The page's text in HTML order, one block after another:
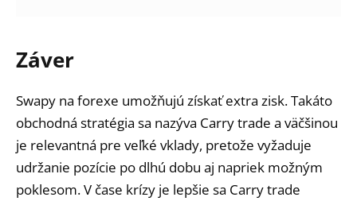
Záver
Swapy na forexe umožňujú získať extra zisk. Takáto
obchodná stratégia sa nazýva Carry trade a väčšinou
je relevantná pre veľké vklady, pretože vyžaduje
udržanie pozície po dlhú dobu aj napriek možným
poklesom. V čase krízy je lepšie sa Carry trade